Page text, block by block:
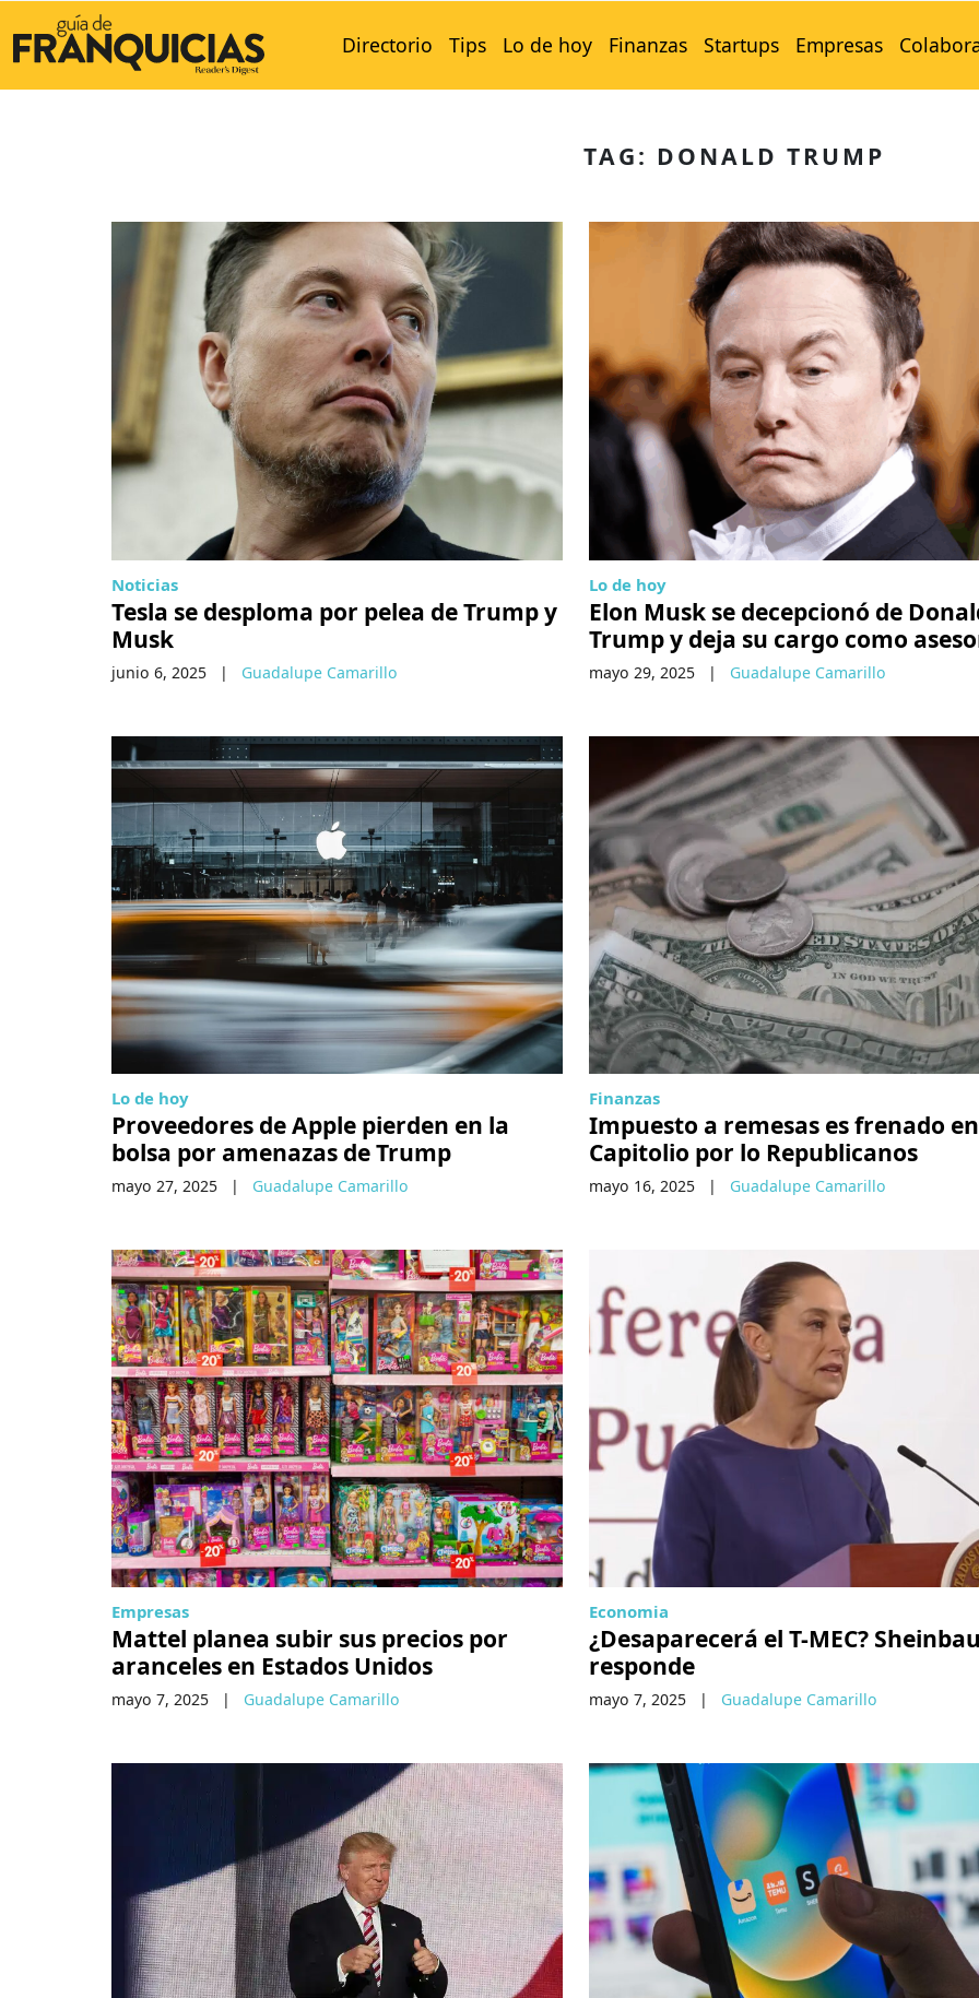
Directorio Tips Lo de hoy Finanzas Startups Empresas
TAG: DONALD TRUMP
Noticias
Tesla se desploma por pelea de Trump y
Musk
junio 6, 2025 | Guadalupe Camarillo
Lo de hoy
Elon Musk se decepcionó de
Trump y deja su cargo como
mayo 29, 2025 | Guadalupe Camarillo
Lo de hoy
Proveedores de Apple pierden en la
bolsa por amenazas de Trump
mayo 27, 2025 | Guadalupe Camarillo
Finanzas
Impuesto a remesas es frenado
Capitolio por lo Republicanos
mayo 16, 2025 | Guadalupe Camarillo
Empresas
Mattel planea subir sus precios por
aranceles en Estados Unidos
mayo 7, 2025 | Guadalupe Camarillo
Economia
¿Desaparecerá el T-MEC?
responde
mayo 7, 2025 | Guadalupe Camarillo